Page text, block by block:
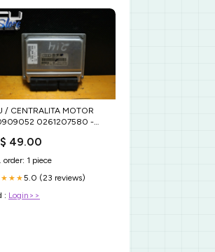
/ CENTRALITA MOTOR
0261207580 -
49.00
order: 1 piece
5.0 (23 reviews)
: Login>>